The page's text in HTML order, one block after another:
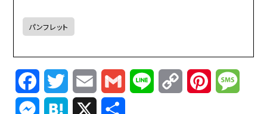
パンフレット
FacebookTwitterEmail Gmail Line
Copy
Link
Pinterest
Messenger
Hatena